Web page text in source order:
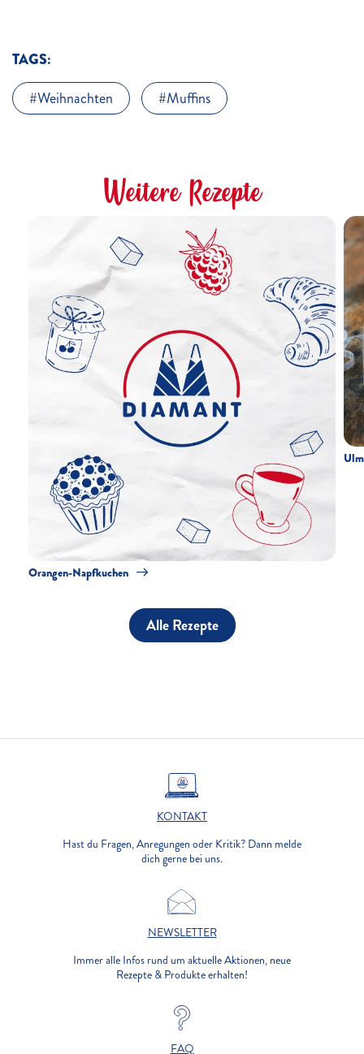
TAGS:
Weihnachten
Muffins
Weitere Rezepte
Orangen-Napfkuchen
Alle Rezepte
KONTAKT
Hast du Fragen, Anregungen oder Kritik? Dann melde
dich gerne bei uns.
NEWSLETTER
Immer alle Infos rund um aktuelle Aktionen, neue
Rezepte & Produkte erhalten!
FAQ